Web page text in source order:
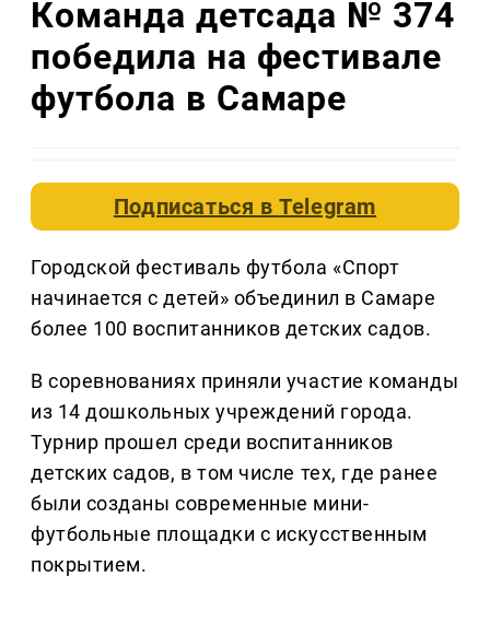
Команда детсада № 374
победила на фестивале
футбола в Самаре
Подписаться вTelegram
Городской фестиваль футбола «Спорт
начинается с детей» объединил в Самаре
более 100 воспитанников детских садов.
В соревнованиях приняли участие команды
из 14 дошкольных учреждений города.
Турнир прошел среди воспитанников
детских садов, в том числе тех, где ранее
были созданы современные мини-
футбольные площадки с искусственным
покрытием.